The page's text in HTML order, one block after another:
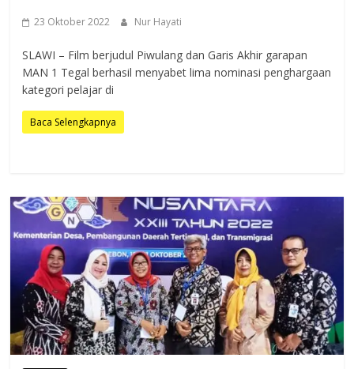
23 Oktober 2022 Nur Hayati
SLAWI – Film berjudul Piwulang dan Garis Akhir garapan
MAN 1 Tegal berhasil menyabet lima nominasi penghargaan
kategori pelajar di
Baca Selengkapnya